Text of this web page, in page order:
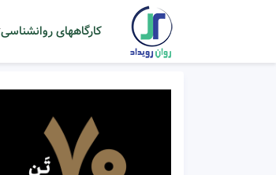
کارگاههای روانشناسی